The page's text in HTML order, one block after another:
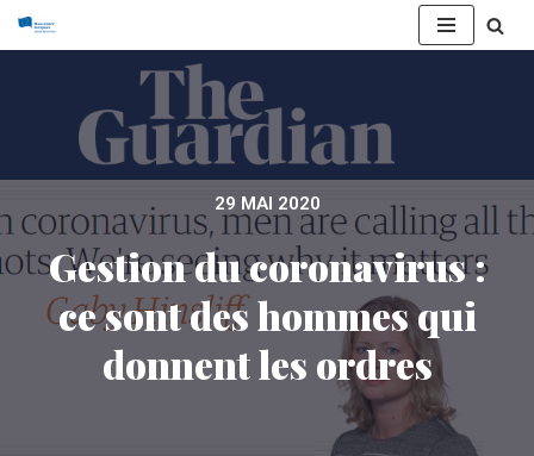
contenu
29 MAI 2020
Gestion du coronavirus :
ce sont des hommes qui
donnent les ordres